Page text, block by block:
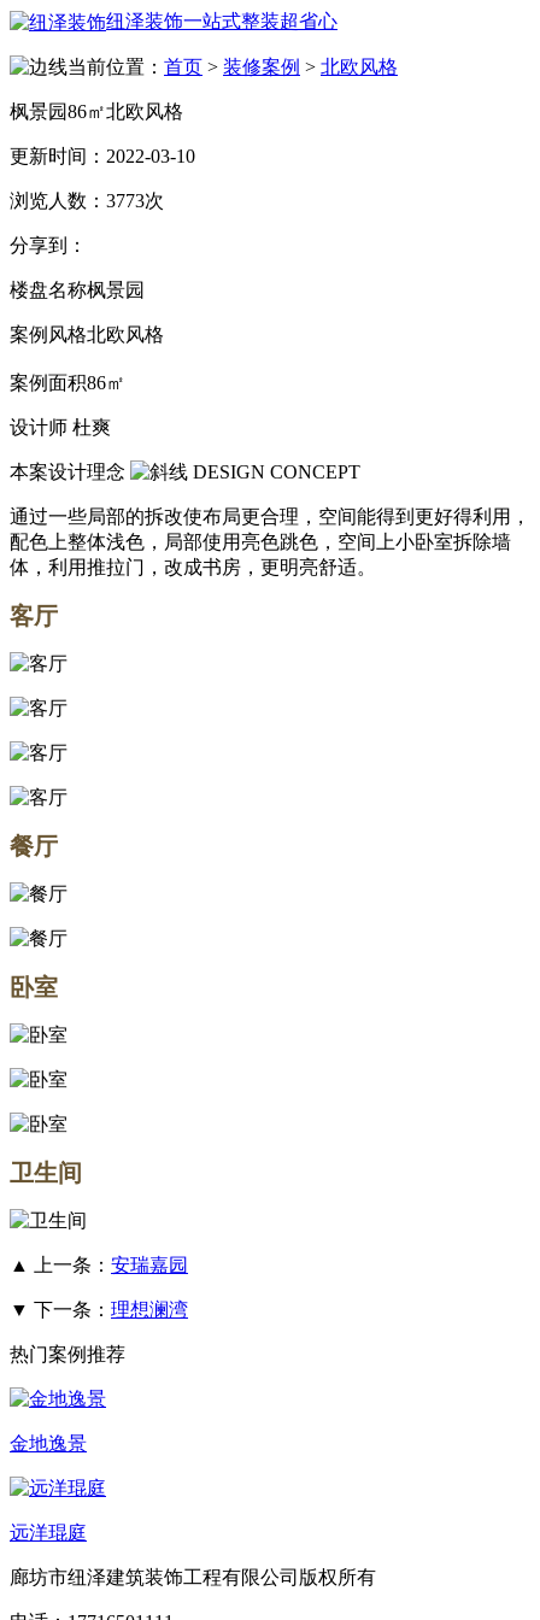
纽泽装饰一站式整装超省心
当前位置： 首页 > 装修案例 > 北欧风格
枫景园86㎡北欧风格
更新时间： 2022-03-10
浏览人数： 3773次
分享到：
楼盘名称枫景园
案例风格北欧风格
案例面积86㎡
设计师 杜爽
本案设计理念 DESIGN CONCEPT
通过一些局部的拆改使布局更合理，空间能得到更好得利用，
配色上整体浅色，局部使用亮色跳色，空间上小卧室拆除墙
体，利用推拉门，改成书房，更明亮舒适。
客厅
餐厅
卧室
卫生间
▲ 上一条： 安瑞嘉园
▼ 下一条： 理想澜湾
热门案例推荐
金地逸景
远洋琨庭
廊坊市纽泽建筑装饰工程有限公司版权所有